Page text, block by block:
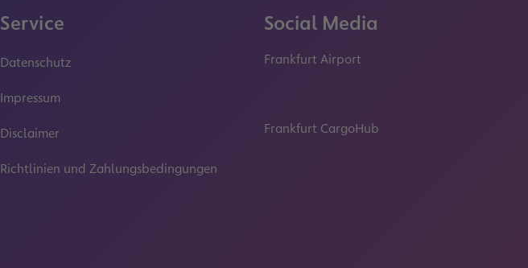
Service
Datenschutz
Impressum
Disclaimer
Richtlinien und Zahlungsbedingungen
Social Media
Frankfurt Airport
Frankfurt CargoHub